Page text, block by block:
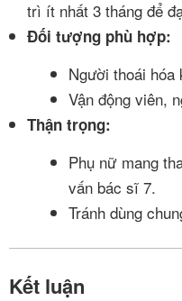
trì ít nhất 3 tháng để
Đối tượng phù hợp:
Người thoái
Vận động viên,
Thận trọng:
Phụ nữ mang
vấn bác sĩ 7.
Tránh dùng
Kết luận